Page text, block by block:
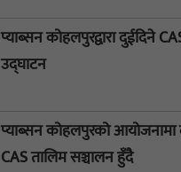
प्याब्सन कोहलपुरद्वारा दुईदिने
उद्घाटन
प्याब्सन कोहलपुरको आयोजनामा
CAS तालिम सञ्चालन हुँदै